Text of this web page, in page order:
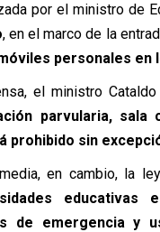
por el ministro de
, en el marco de la
personales en
el ministro
parvularia,
prohibido sin
en cambio, la
educativas
de emergencia y